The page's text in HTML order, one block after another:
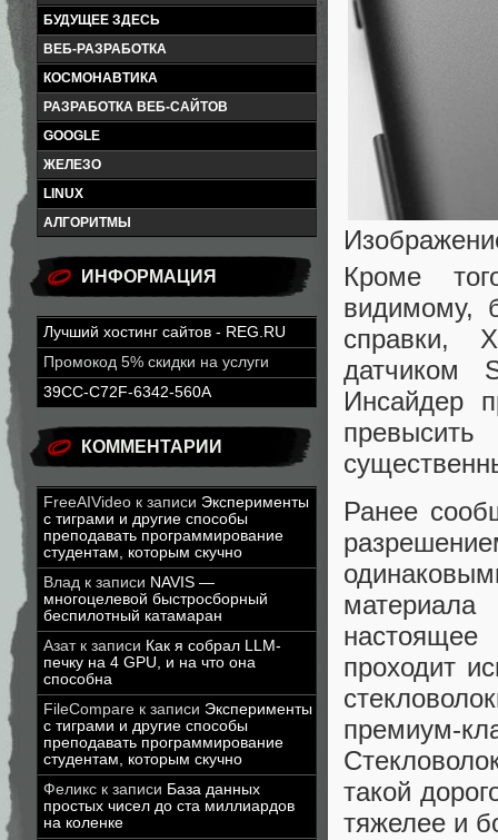
БУДУЩЕЕ ЗДЕСЬ
ВЕБ-РАЗРАБОТКА
КОСМОНАВТИКА
РАЗРАБОТКА ВЕБ-САЙТОВ
GOOGLE
ЖЕЛЕЗО
LINUX
АЛГОРИТМЫ
ИНФОРМАЦИЯ
Лучший хостинг сайтов - REG.RU
Промокод 5% скидки на услуги
39CC-C72F-6342-560A
КОММЕНТАРИИ
FreeAIVideo к записи Эксперименты
с тиграми и другие способы
преподавать программирование
студентам, которым скучно
Влад к записи NAVIS —
многоцелевой быстросборный
беспилотный катамаран
Азатк записи Как я собрал LLM-
печку на 4 GPU, и на что она
способна
FileCompare к записи Эксперименты
с тиграми и другие способы
преподавать программирование
студентам, которым скучно
Феликс к записи База данных
простых чисел до ста миллиардов
на коленке
Кроме
видимому,
справки,
датчиком
Инсайдер
Ранее
проходит
премиум-
такой
тяжелее и